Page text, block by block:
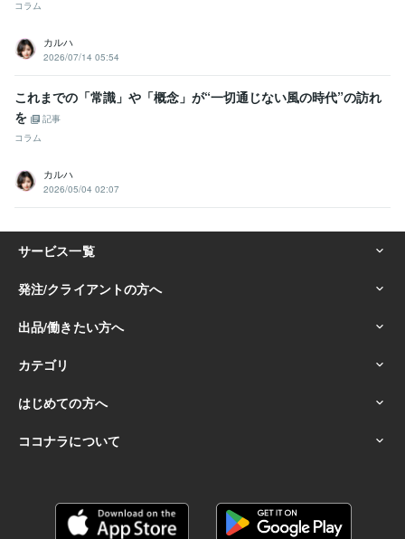
コラム
カルハ
2026/07/14 05:54
これまでの「常識」や「概念」が“一切通じない風の時代”の訪れ
を
記事
コラム
カルハ
2026/05/04 02:07